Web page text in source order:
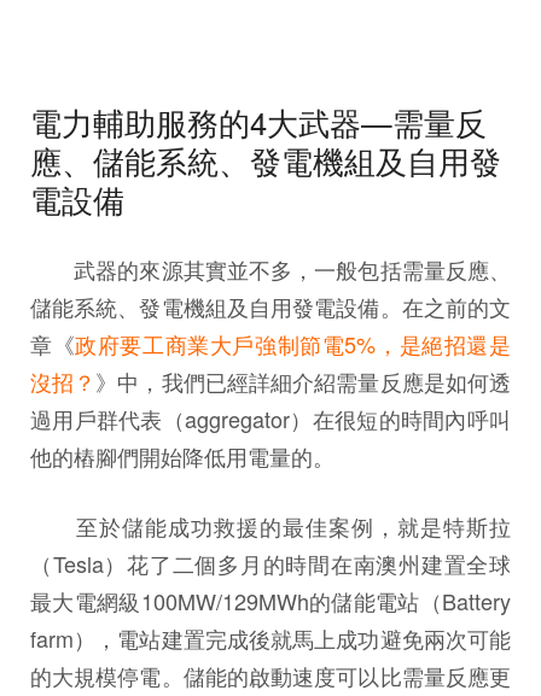
電力輔助服務的4大武器—需量反
應、儲能系統、發電機組及自用發
電設備
武器的來源其實並不多，一般包括需量反應、
儲能系統、發電機組及自用發電設備。在之前的文
章《政府要工商業大戶強制節電5%，是絕招還是
沒招？ 》中，我們已經詳細介紹需量反應是如何透
過用戶群代表（aggregator）在很短的時間內呼叫
他的樁腳們開始降低用電量的。
至於儲能成功救援的最佳案例，就是特斯拉
（Tesla）花了二個多月的時間在南澳州建置全球
最大電網級100MW/129MWh的儲能電站（Battery
farm），電站建置完成後就馬上成功避免兩次可能
的大規模停電。儲能的啟動速度可以比需量反應更